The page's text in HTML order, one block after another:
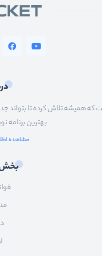
تلاش کرده تا بتواند
بهترین
مشاهده